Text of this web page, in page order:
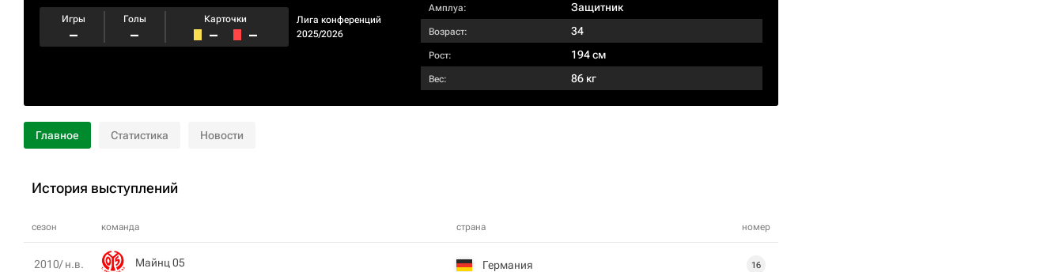
Лига конференций
2025/2026
Игры
–
Голы
–
Карточки
– –
Амплуа: Защитник
Возраст: 34
Рост: 194 см
Вес: 86 кг
Главное Статистика Новости
История выступлений
сезон команда страна номер
2010/ н.в. Майнц 05 Германия 16